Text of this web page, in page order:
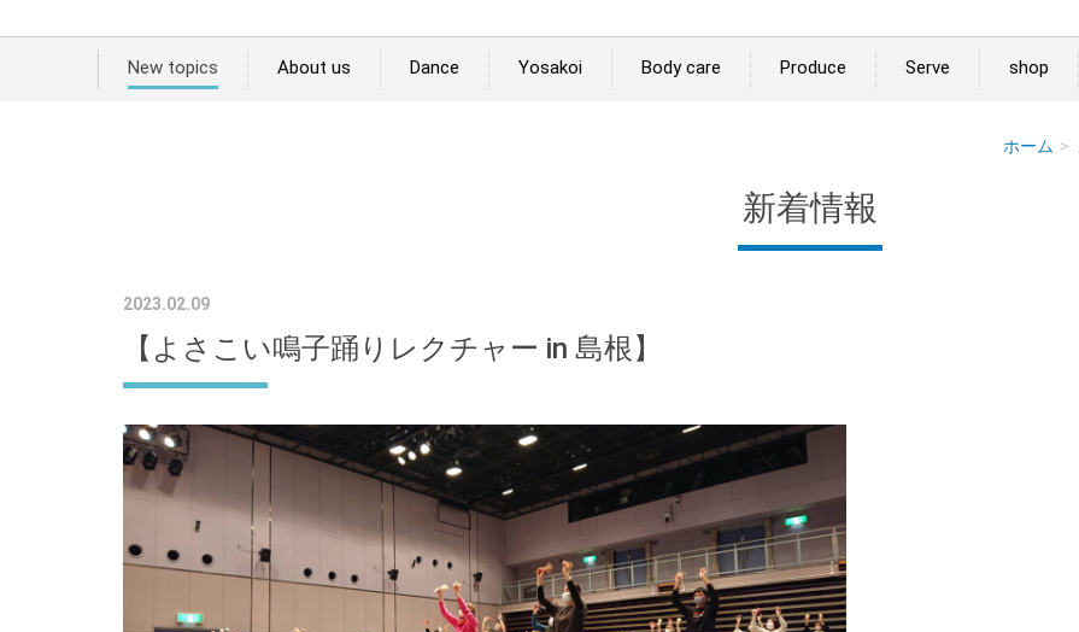
New topics About us Dance Yosakoi Body care Produce Serve shop
ホーム
新着情報
2023.02.09
【よさこい鳴子踊りレクチャー in 島根】